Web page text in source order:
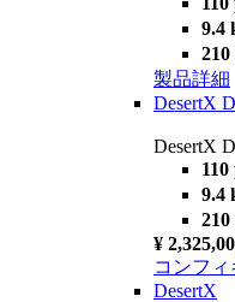
9.4
210
製品詳細
DesertX
DesertX
110
9.4
210
¥
コンフ
DesertX